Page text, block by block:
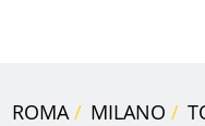
ROMA MILANO